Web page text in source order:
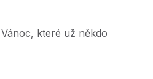
které už někdo